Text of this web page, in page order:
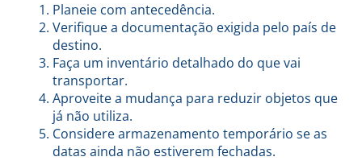
Planeie com antecedência.
Verifique a documentação exigida pelo país de
destino.
Faça um inventário detalhado do que vai
transportar.
Aproveite a mudança para reduzir objetos que
já não utiliza.
Considere armazenamento temporário se as
datas ainda não estiverem fechadas.